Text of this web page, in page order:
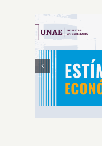
Estímulos